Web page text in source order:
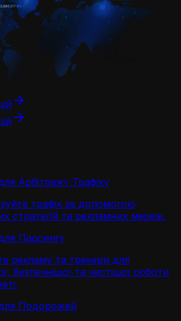
Арбітражу Трафіку
трафік за допомогою
стратегій та рекламних мереж.
Парсингу
рекламу та трекери для
безпечнішої та чистішої роботи
Подорожей